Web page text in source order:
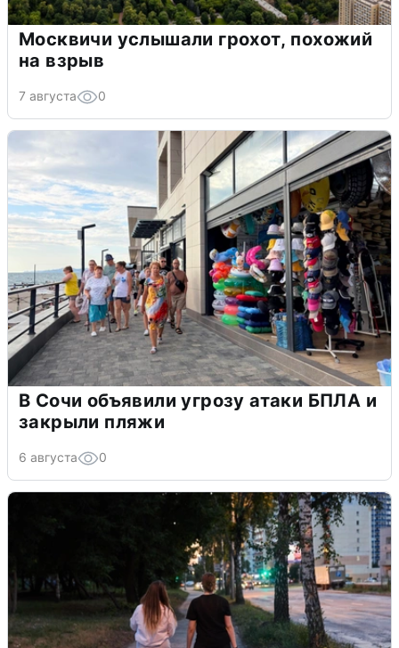
Москвичи услышали грохот, похожий
на взрыв
7 августа 0
В Сочи объявили угрозу атаки БПЛА и
закрыли пляжи
6 августа 0